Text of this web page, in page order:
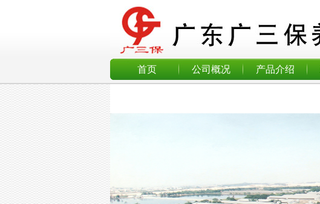
首页 公司概况 产品介绍